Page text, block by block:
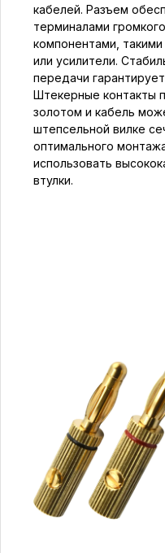
кабелей. Разъем
терминалами
компонентами,
или усилители.
передачи
Штекерные контакты
золотом и кабель
штепсельной вилке
оптимального
использовать
втулки.